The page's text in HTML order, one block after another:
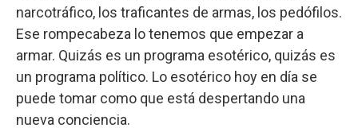
narcotráfico, los traficantes de armas, los pedófilos.
Ese rompecabeza lo tenemos que empezar a
armar. Quizás es un programa esotérico, quizás es
un programa político. Lo esotérico hoy en día se
puede tomar como que está despertando una
nueva conciencia.